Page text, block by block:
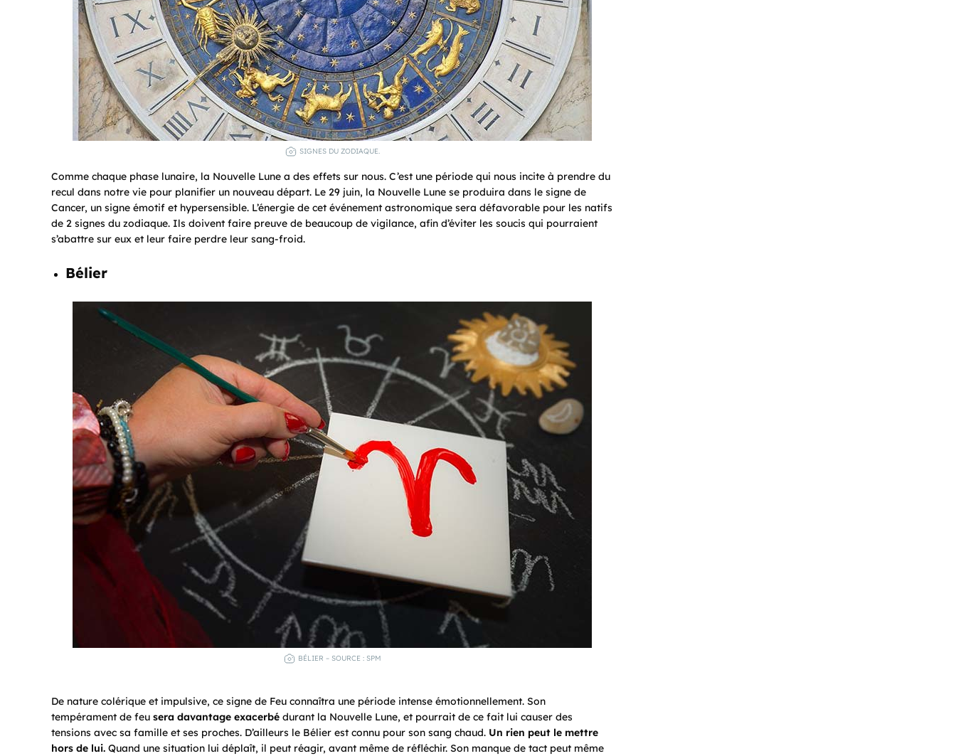
SIGNES DU ZODIAQUE.
Comme chaque phase lunaire, la Nouvelle Lune a des effets sur nous. C’est une période qui nous incite à prendre du
recul dans notre vie pour planifier un nouveau départ. Le 29 juin, la Nouvelle Lune se produira dans le signe de
Cancer, un signe émotif et hypersensible. L’énergie de cet événement astronomique sera défavorable pour les natifs
de 2 signes du zodiaque. Ils doivent faire preuve de beaucoup de vigilance, afin d’éviter les soucis qui pourraient
s’abattre sur eux et leur faire perdre leur sang-froid.
Bélier
BÉLIER – SOURCE : SPM
De nature colérique et impulsive, ce signe de Feu connaîtra une période intense émotionnellement. Son
tempérament de feu sera davantage exacerbé durant la Nouvelle Lune, et pourrait de ce fait lui causer des
tensions avec sa famille et ses proches. D’ailleurs le Bélier est connu pour son sang chaud. Un rien peut le mettre
hors de lui. Quand une situation lui déplaît, il peut réagir, avant même de réfléchir. Son manque de tact peut même